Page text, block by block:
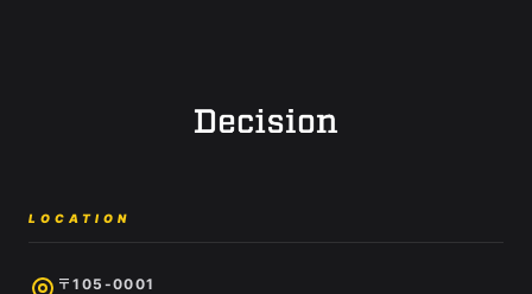
LOCATION
〒105-0001